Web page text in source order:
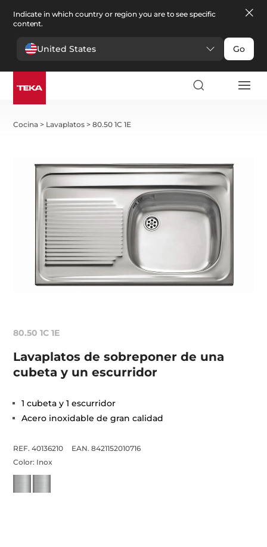
Indicate in which country or region you are to see specific
content.
United States Go
Cocina > Lavaplatos >80.50 1C 1E
80.50 1C 1E
Lavaplatos de sobreponer de una
cubeta y un escurridor
1 cubeta y 1 escurridor
Acero inoxidable de gran calidad
REF. 40136210
EAN. 8421152010716
Color: Inox